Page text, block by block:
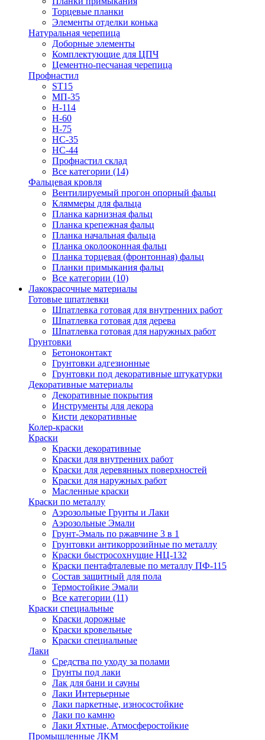
Торцевые планки
Элементы отделки конька
Натуральная черепица
Доборные элементы
Комплектующие для ЦПЧ
Цементно-песчаная черепица
Профнастил
ST15
МП-35
Н-114
Н-60
Н-75
НС-35
НС-44
Профнастил склад
Все категории (14)
Фальцевая кровля
Вентилируемый прогон опорный фальц
Кляммеры для фальца
Планка карнизная фальц
Планка крепежная фальц
Планка начальная фальца
Планка околооконная фальц
Планка торцевая (фронтонная) фальц
Планки примыкания фальц
Все категории (10)
Лакокрасочные материалы
Готовые шпатлевки
Шпатлевка готовая для внутренних работ
Шпатлевка готовая для дерева
Шпатлевка готовая для наружных работ
Грунтовки
Бетоноконтакт
Грунтовки адгезионные
Грунтовки под декоративные штукатурки
Декоративные материалы
Декоративные покрытия
Инструменты для декора
Кисти декоративные
Колер-краски
Краски
Краски декоративные
Краски для внутренних работ
Краски для деревянных поверхностей
Краски для наружных работ
Масленные краски
Краски по металлу
Аэрозольные Грунты и Лаки
Аэрозольные Эмали
Грунт-Эмаль по ржавчине 3 в 1
Грунтовки антикоррозийные по металлу
Краски быстросохнущие НЦ-132
Краски пентафталевые по металлу ПФ-115
Состав защитный для пола
Термостойкие Эмали
Все категории (11)
Краски специальные
Краски дорожные
Краски кровельные
Краски специальные
Лаки
Cредства по уходу за полами
Грунты под лаки
Лак для бани и сауны
Лаки Интерьерные
Лаки паркетные, износостойкие
Лаки по камню
Лаки Яхтные, Атмосферостойкие
Промышленные ЛКМ